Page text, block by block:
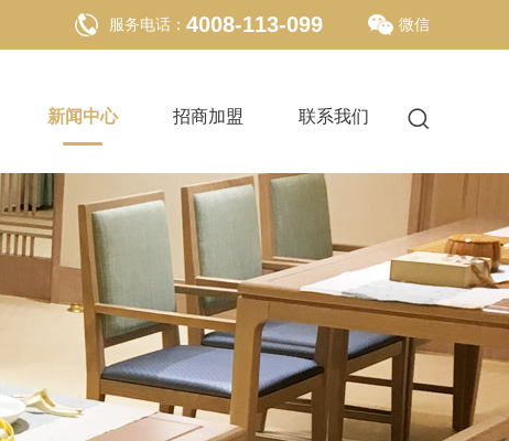
服务电话： 4008-113-099 微信
新闻中心 招商加盟 联系我们